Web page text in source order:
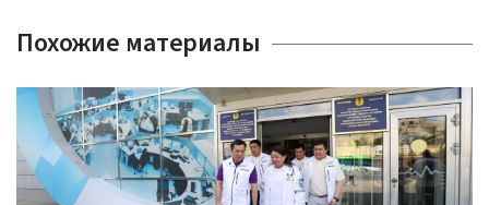
Похожие материалы